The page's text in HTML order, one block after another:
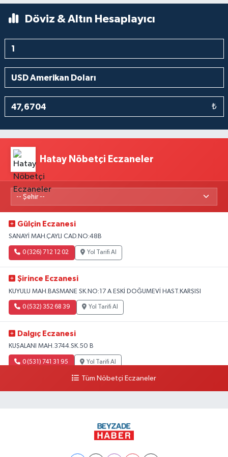
Döviz & Altın Hesaplayıcı
₺
Hatay Nöbetçi Eczaneler
Gülçin Eczanesi
SANAYİ MAH.ÇAYLI CAD.NO:48B
0 (326) 712 12 02 Yol Tarifi Al
Şirince Eczanesi
KUYULU MAH.BASMANE SK.NO:17 A ESKİ DOĞUMEVİ HAST.KARŞISI
0 (532) 352 68 39 Yol Tarifi Al
Dalgıç Eczanesi
KUŞALANI MAH.3744.SK.50 B
0 (531) 741 31 95 Yol Tarifi Al
İskenderun-antakya yolu üzeri Serinyol Mah. Büyükdalyan Konteyner Kent
Tüm Nöbetçi Eczaneler